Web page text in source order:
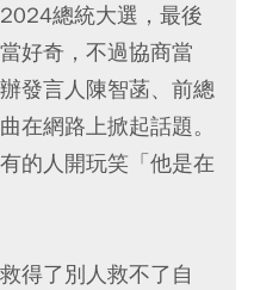
總統大選，最後
好奇，不過協商當
發言人陳智菡、前總
在網路上掀起話題。
的人開玩笑「他是在
得了別人救不了自